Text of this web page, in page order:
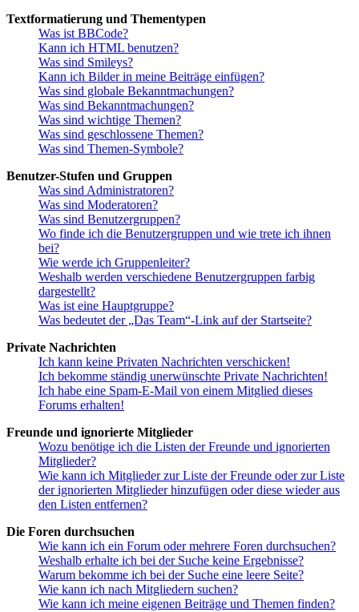
Textformatierung und Thementypen
Was ist BBCode?
Kann ich HTML benutzen?
Was sind Smileys?
Kann ich Bilder in meine Beiträge einfügen?
Was sind globale Bekanntmachungen?
Was sind Bekanntmachungen?
Was sind wichtige Themen?
Was sind geschlossene Themen?
Was sind Themen-Symbole?
Benutzer-Stufen und Gruppen
Was sind Administratoren?
Was sind Moderatoren?
Was sind Benutzergruppen?
Wo finde ich die Benutzergruppen und wie trete ich ihnen
bei?
Wie werde ich Gruppenleiter?
Weshalb werden verschiedene Benutzergruppen farbig
dargestellt?
Was ist eine Hauptgruppe?
Was bedeutet der „Das Team“-Link auf der Startseite?
Private Nachrichten
Ich kann keine Privaten Nachrichten verschicken!
Ich bekomme ständig unerwünschte Private Nachrichten!
Ich habe eine Spam-E-Mail von einem Mitglied dieses
Forums erhalten!
Freunde und ignorierte Mitglieder
Wozu benötige ich die Listen der Freunde und ignorierten
Mitglieder?
Wie kann ich Mitglieder zur Liste der Freunde oder zur Liste
der ignorierten Mitglieder hinzufügen oder diese wieder aus
den Listen entfernen?
Die Foren durchsuchen
Wie kann ich ein Forum oder mehrere Foren durchsuchen?
Weshalb erhalte ich bei der Suche keine Ergebnisse?
Warum bekomme ich bei der Suche eine leere Seite?
Wie kann ich nach Mitgliedern suchen?
Wie kann ich meine eigenen Beiträge und Themen finden?